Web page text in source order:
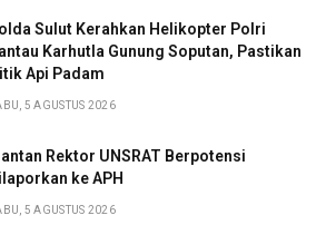
Sulut Kerahkan Helikopter Polri
Karhutla Gunung Soputan, Pastikan
Api Padam
5 AGUSTUS 2026
Rektor UNSRAT Berpotensi
ke APH
5 AGUSTUS 2026